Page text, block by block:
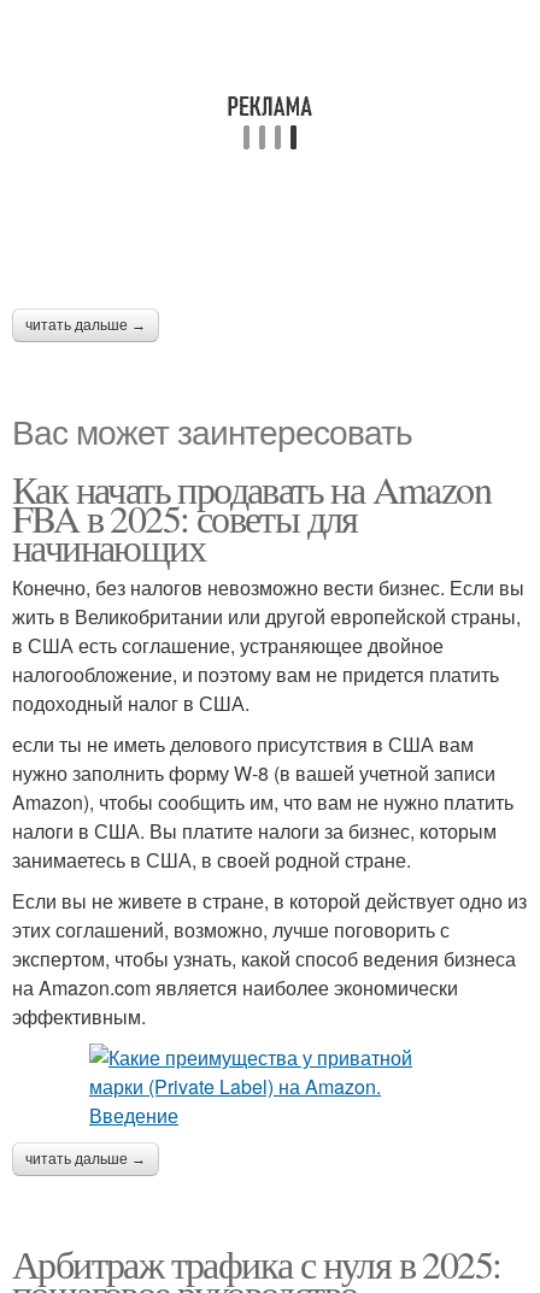
читать дальше →
Вас может заинтересовать
Как начать продавать на Amazon
FBA в 2025: советы для
начинающих
Конечно, без налогов невозможно вести бизнес. Если вы
жить в Великобритании или другой европейской страны,
в США есть соглашение, устраняющее двойное
налогообложение, и поэтому вам не придется платить
подоходный налог в США.
если ты не иметь делового присутствия в США вам
нужно заполнить форму W-8 (в вашей учетной записи
Amazon), чтобы сообщить им, что вам не нужно платить
налоги в США. Вы платите налоги за бизнес, которым
занимаетесь в США, в своей родной стране.
Если вы не живете в стране, в которой действует одно из
этих соглашений, возможно, лучше поговорить с
экспертом, чтобы узнать, какой способ ведения бизнеса
на Amazon.com является наиболее экономически
эффективным.
читать дальше →
Арбитраж трафика с нуля в 2025: